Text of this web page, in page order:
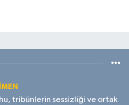
tribünlerin sessizliği ve ortak